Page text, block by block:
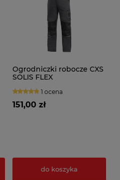
Ogrodniczki robocze CXS
SOLIS FLEX
1 ocena
151,00 zł
do koszyka